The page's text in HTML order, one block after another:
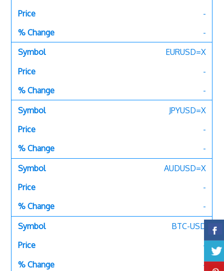
-
-
EURUSD=X
-
-
JPYUSD=X
-
-
AUDUSD=X
-
-
BTC-USD
-
-